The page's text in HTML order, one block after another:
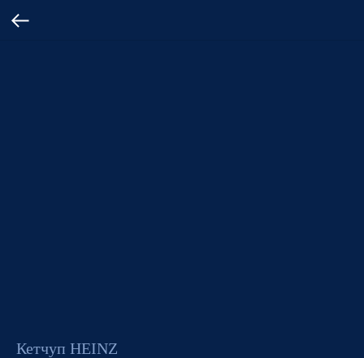
Кетчуп HEINZ